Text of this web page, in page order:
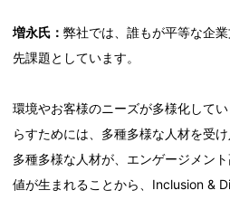
増永氏：弊社では、誰もが平等な企
先課題としています。
環境やお客様のニーズが多様化して
らすためには、多種多様な人材を受
多種多様な人材が、エンゲージメン
値が生まれることから、Inclusion &